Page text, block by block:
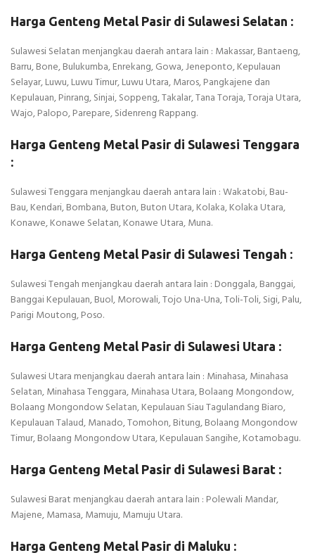
Harga Genteng Metal Pasir di Sulawesi Selatan :
Sulawesi Selatan menjangkau daerah antara lain : Makassar, Bantaeng,
Barru, Bone, Bulukumba, Enrekang, Gowa, Jeneponto, Kepulauan
Selayar, Luwu, Luwu Timur, Luwu Utara, Maros, Pangkajene dan
Kepulauan, Pinrang, Sinjai, Soppeng, Takalar, Tana Toraja, Toraja Utara,
Wajo, Palopo, Parepare, Sidenreng Rappang.
Harga Genteng Metal Pasir di Sulawesi Tenggara
:
Sulawesi Tenggara menjangkau daerah antara lain : Wakatobi, Bau-
Bau, Kendari, Bombana, Buton, Buton Utara, Kolaka, Kolaka Utara,
Konawe, Konawe Selatan, Konawe Utara, Muna.
Harga Genteng Metal Pasir di Sulawesi Tengah :
Sulawesi Tengah menjangkau daerah antara lain : Donggala, Banggai,
Banggai Kepulauan, Buol, Morowali, Tojo Una-Una, Toli-Toli, Sigi, Palu,
Parigi Moutong, Poso.
Harga Genteng Metal Pasir di Sulawesi Utara :
Sulawesi Utara menjangkau daerah antara lain : Minahasa, Minahasa
Selatan, Minahasa Tenggara, Minahasa Utara, Bolaang Mongondow,
Bolaang Mongondow Selatan, Kepulauan Siau Tagulandang Biaro,
Kepulauan Talaud, Manado, Tomohon, Bitung, Bolaang Mongondow
Timur, Bolaang Mongondow Utara, Kepulauan Sangihe, Kotamobagu.
Harga Genteng Metal Pasir di Sulawesi Barat :
Sulawesi Barat menjangkau daerah antara lain : Polewali Mandar,
Majene, Mamasa, Mamuju, Mamuju Utara.
Harga Genteng Metal Pasir di Maluku :